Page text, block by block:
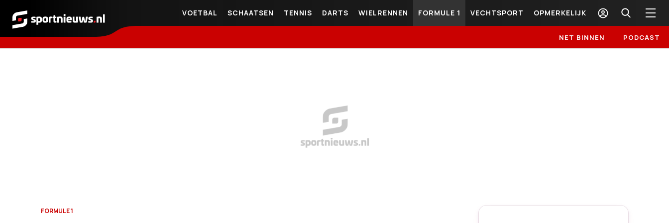
Sportnieuws.nl
VOETBAL SCHAATSEN TENNIS DARTS WIELRENNEN FORMULE 1 VECHTSPORT OPMERKELIJK
NET BINNEN PODCAST
FORMULE 1